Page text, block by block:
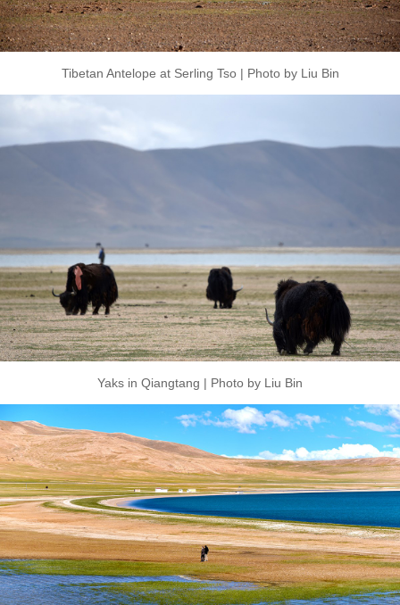
Tibetan Antelope at Serling Tso | Photo by Liu Bin
Yaks in Qiangtang | Photo by Liu Bin